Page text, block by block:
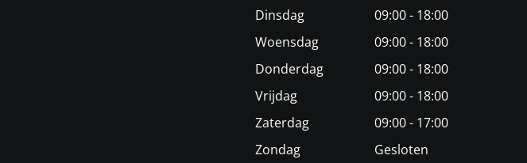
Dinsdag
09:00 - 18:00
Woensdag
09:00 - 18:00
Donderdag
09:00 - 18:00
Vrijdag
09:00 - 18:00
Zaterdag
09:00 - 17:00
Zondag
Gesloten